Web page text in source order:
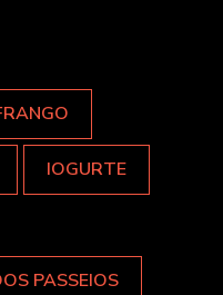
IOGURTE
PASSEIOS